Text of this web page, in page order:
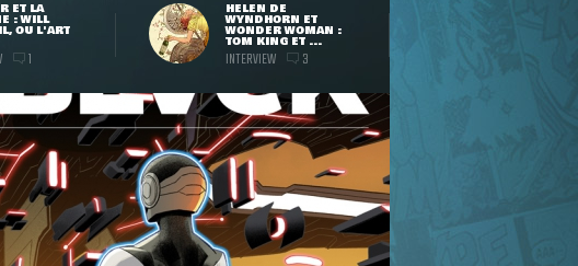
ET LA
: WILL
OU L'ART
1
HELEN DE
WYNDHORN ET
WONDER WOMAN :
TOM KING ET ...
INTERVIEW 3